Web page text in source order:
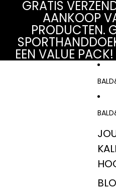
GRATIS
AANKOOP
PRODUCTEN.
EEN VALUE